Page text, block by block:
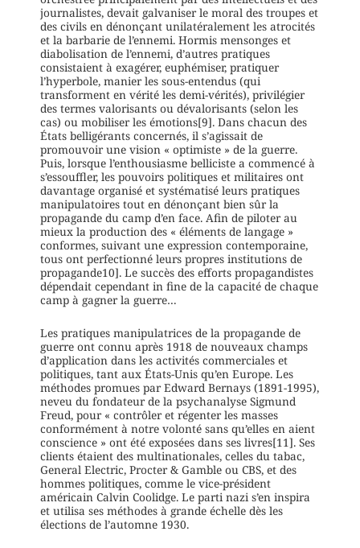
journalistes, devait galvaniser le moral des troupes et
des civils en dénonçant unilatéralement les atrocités
et la barbarie de l’ennemi. Hormis mensonges et
diabolisation de l’ennemi, d’autres pratiques
consistaient à exagérer, euphémiser, pratiquer
l’hyperbole, manier les sous-entendus (qui
transforment en vérité les demi-vérités), privilégier
des termes valorisants ou dévalorisants (selon les
cas) ou mobiliser les émotions[9]. Dans chacun des
États belligérants concernés, il s’agissait de
promouvoir une vision « optimiste » de la guerre.
Puis, lorsque l’enthousiasme belliciste a commencé à
s’essouffler, les pouvoirs politiques et militaires ont
davantage organisé et systématisé leurs pratiques
manipulatoires tout en dénonçant bien sûr la
propagande du camp d’en face. Afin de piloter au
mieux la production des « éléments de langage »
conformes, suivant une expression contemporaine,
tous ont perfectionné leurs propres institutions de
propagande10]. Le succès des efforts propagandistes
dépendait cependant in fine de la capacité de chaque
camp à gagner la guerre…
Les pratiques manipulatrices de la propagande de
guerre ont connu après 1918 de nouveaux champs
d’application dans les activités commerciales et
politiques, tant aux États-Unis qu’en Europe. Les
méthodes promues par Edward Bernays (1891-1995),
neveu du fondateur de la psychanalyse Sigmund
Freud, pour « contrôler et régenter les masses
conformément à notre volonté sans qu’elles en aient
conscience » ont été exposées dans ses livres[11]. Ses
clients étaient des multinationales, celles du tabac,
General Electric, Procter & Gamble ou CBS, et des
hommes politiques, comme le vice-président
américain Calvin Coolidge. Le parti nazi s’en inspira
et utilisa ses méthodes à grande échelle dès les
élections de l’automne 1930.